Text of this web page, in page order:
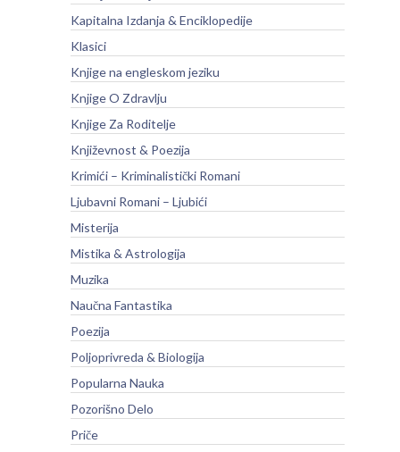
Kapitalna Izdanja & Enciklopedije
Klasici
Knjige na engleskom jeziku
Knjige O Zdravlju
Knjige Za Roditelje
Književnost & Poezija
Krimići – Kriminalistički Romani
Ljubavni Romani – Ljubići
Misterija
Mistika & Astrologija
Muzika
Naučna Fantastika
Poezija
Poljoprivreda & Biologija
Popularna Nauka
Pozorišno Delo
Priče